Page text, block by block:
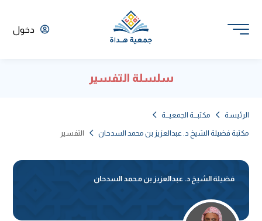
دخول
سلسلة التفسير
الرئيسة مكتبـــة الجمعيـــة
مكتبة فضيلة الشيخ د. عبدالعزيز بن محمد السدحان التفسير
فضيلة الشيخ د. عبدالعزيز بن محمد السدحان